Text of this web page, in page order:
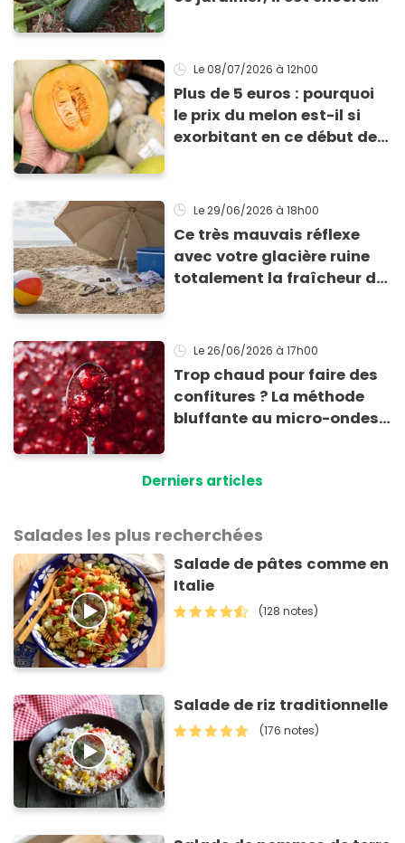
l’été !
Le 08/07/2026 à 12h00
Plus de 5 euros : pourquoi
le prix du melon est-il si
exorbitant en ce début de
Le 29/06/2026 à 18h00
Ce très mauvais réflexe
avec votre glacière ruine
totalement la fraîcheur de
Le 26/06/2026 à 17h00
Trop chaud pour faire des
confitures ? La méthode
bluffante au micro-ondes
Derniers articles
Salades les plus recherchées
Salade de pâtes comme en
Italie
(128 notes)
Salade de riz traditionnelle
(176 notes)